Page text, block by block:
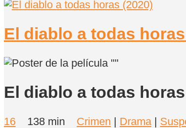
El diablo a todas
El diablo a todas horas
16 138 min Crimen | Drama |